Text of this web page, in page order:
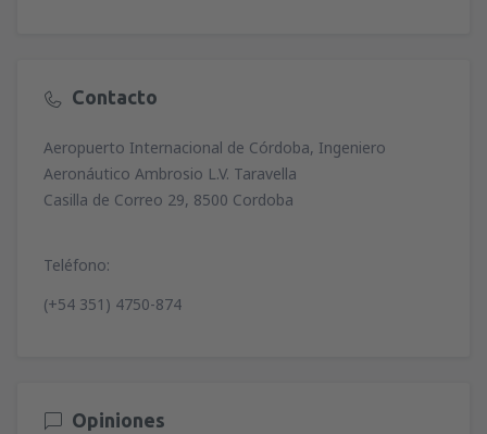
Contacto
Aeropuerto Internacional de Córdoba, Ingeniero
Aeronáutico Ambrosio L.V. Taravella
Casilla de Correo 29, 8500 Cordoba
Teléfono:
(+54 351) 4750-874
Opiniones